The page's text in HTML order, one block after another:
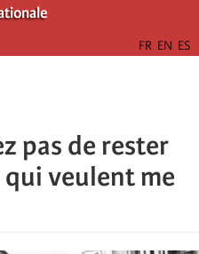
pas de rester
qui veulent me